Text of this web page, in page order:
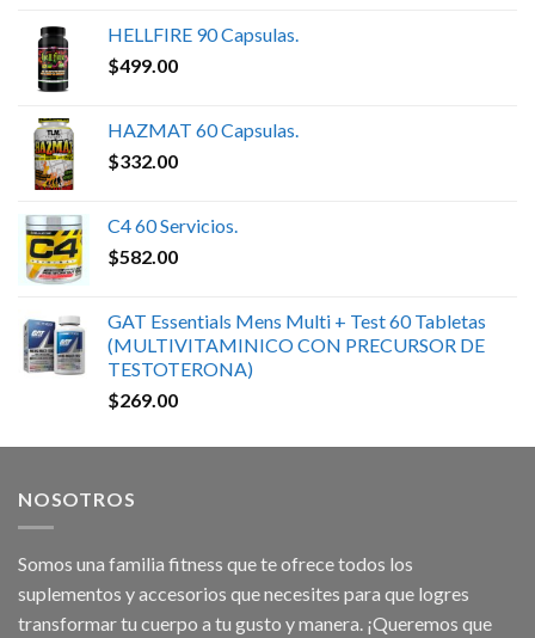
HELLFIRE 90 Capsulas.
$499.00
HAZMAT 60 Capsulas.
$332.00
C4 60 Servicios.
$582.00
GAT Essentials Mens Multi + Test 60 Tabletas
(MULTIVITAMINICO CON PRECURSOR DE
TESTOTERONA)
$269.00
NOSOTROS
Somos una familia fitness que te ofrece todos los
suplementos y accesorios que necesites para que logres
transformar tu cuerpo a tu gusto y manera. ¡Queremos que